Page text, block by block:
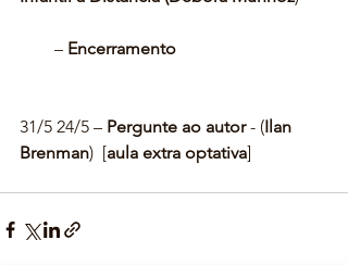
        –
Encerramento
31/5 24/5 – Pergunte ao autor - (Ilan
Brenman)  [aula extra optativa]